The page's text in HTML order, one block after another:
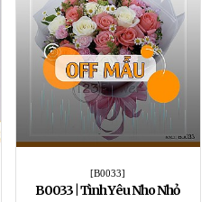
[B0033]
B0033 | Tình Yêu Nho Nhỏ